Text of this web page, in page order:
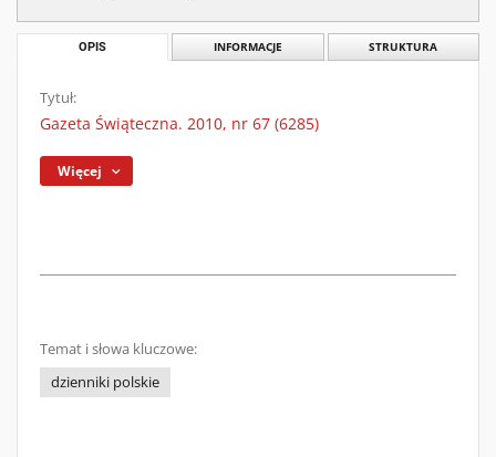
OPIS INFORMACJE STRUKTURA
Tytuł:
Gazeta Świąteczna. 2010, nr 67 (6285)
Więcej
Temat i słowa kluczowe:
dzienniki polskie